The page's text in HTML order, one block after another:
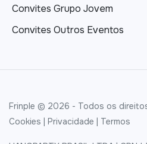
Convites Grupo Jovem
Convites Outros Eventos
Frinple © 2026 - Todos os
Cookies | Privacidade | Termos